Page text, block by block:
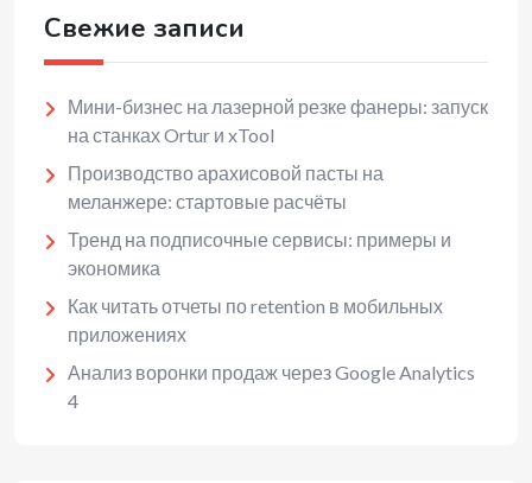
Свежие записи
Мини-бизнес на лазерной резке фанеры: запуск
на станках Ortur и xTool
Производство арахисовой пасты на
меланжере: стартовые расчёты
Тренд на подписочные сервисы: примеры и
экономика
Как читать отчеты по retention в мобильных
приложениях
Анализ воронки продаж через Google Analytics
4